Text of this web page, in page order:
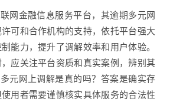
网金融信息服务平台，其逾期多元网
可和合作机构的支持，依托平台强大
能力，提升了调解效率和用户体验。
应关注平台资质和真实案例，辨别其
元网上调解是真的吗？答案是确实存
用者需要谨慎核实具体服务的合法性